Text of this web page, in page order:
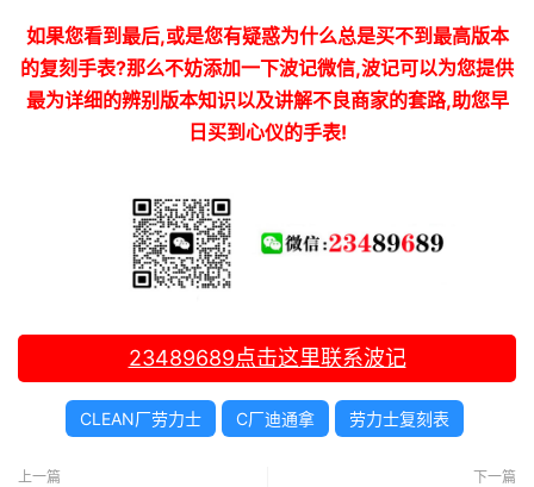
如果您看到最后,或是您有疑惑为什么总是买不到最高版本
的复刻手表?那么不妨添加一下波记微信,波记可以为您提供
最为详细的辨别版本知识以及讲解不良商家的套路,助您早
日买到心仪的手表!
23489689点击这里联系波记
CLEAN厂劳力士 C厂迪通拿 劳力士复刻表
上一篇 下一篇